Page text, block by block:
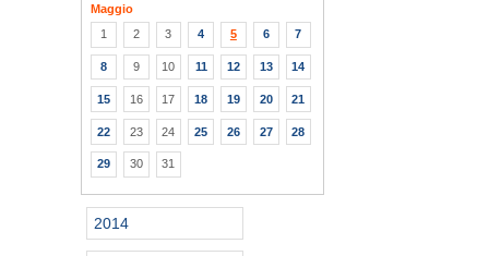
Maggio
1
2 3 4 5 6 7
8 9 10 11 12 13 14
15 16 17 18 19 20 21
22 23 24 25 26 27 28
29 30 31
2014